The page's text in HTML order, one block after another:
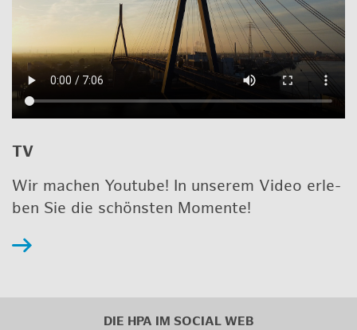
TV
Wir ma­chen Youtube! In un­se­rem Video er­le­
ben Sie die schöns­ten Mo­men­te!
DIE HPA IM SO­CIAL WEB